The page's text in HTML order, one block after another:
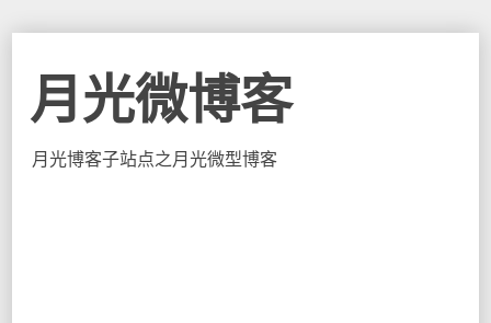
月光微博客
月光博客子站点之月光微型博客